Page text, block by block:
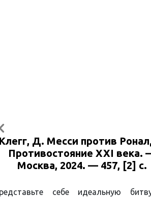
Д. Месси против Роналду.
XXI века. —
2024. — 457, [2] с.
себе идеальную битву на
Предыдущий